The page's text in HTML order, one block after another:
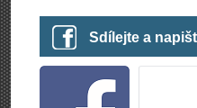
Sdílejte a